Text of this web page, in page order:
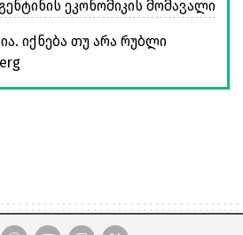
ეკონომიკის მომავალი
იქნება თუ არა რუბლი